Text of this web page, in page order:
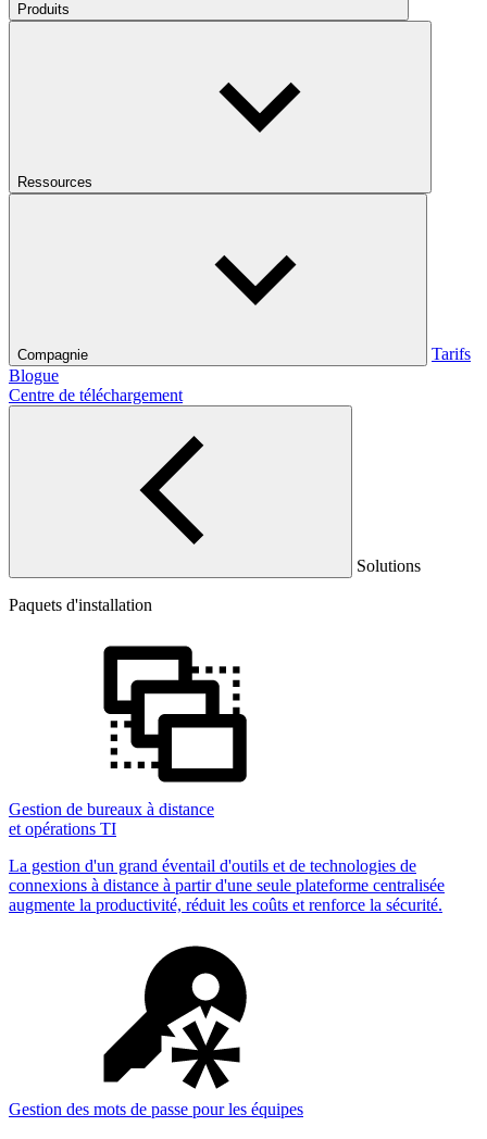
Produits
Ressources
Compagnie
Tarifs
Blogue
Centre de téléchargement
Solutions
Paquets d'installation
Gestion de bureaux à distance
et opérations TI
La gestion d'un grand éventail d'outils et de technologies de
connexions à distance à partir d'une seule plateforme centralisée
augmente la productivité, réduit les coûts et renforce la sécurité.
Gestion des mots de passe pour les équipes